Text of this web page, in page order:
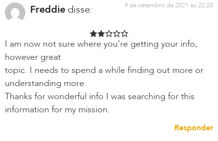
Freddie disse: 9 de setembro de 2021 às 22:20
I am now not sure where you’re getting your info,
however great
topic. I needs to spend a while finding out more or
understanding more.
Thanks for wonderful info I was searching for this
information for my mission.
Responder